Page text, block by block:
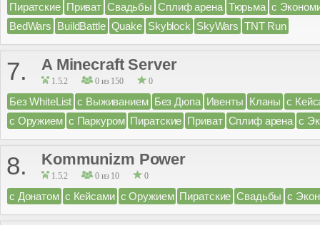
Пиратские Приват Свадьбы Сплиф арена Тюрьма с
BedWars BuildBattle Quake Skyblock SkyWars TNT Run
7. A Minecraft Server
1.5.2 0 из 150 0
Без WhiteList с Выживанием Без Дюпа Ивенты Кланы с
с Оружием с Паркуром Пиратские Приват Сплиф арена с
8. Kommunizm Power
1.5.2 0 из 10 0
с Донатом с Кейсами с Оружием Пиратские Свадьбы с